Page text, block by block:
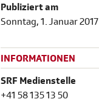
Publiziert am
Sonntag, 1. Januar 2017
INFORMATIONEN
SRF Medienstelle
+41 58 135 13 50